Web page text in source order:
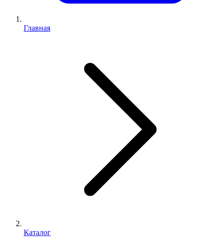
Главная
Каталог